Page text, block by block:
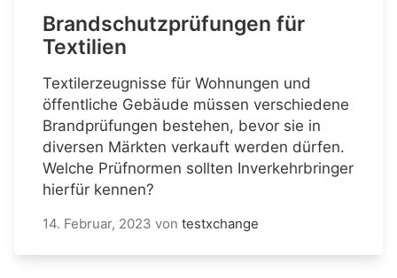
Brandschutzprüfungen für
Textilien
Textilerzeugnisse für Wohnungen und
öffentliche Gebäude müssen verschiedene
Brandprüfungen bestehen, bevor sie in
diversen Märkten verkauft werden dürfen.
Welche Prüfnormen sollten Inverkehrbringer
hierfür kennen?
14. Februar, 2023 von testxchange